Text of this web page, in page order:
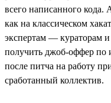
всего написанного кода.
как на классическом
экспертам — кураторам
получить джоб-оффер по
после питча на работу
сработанный коллектив.